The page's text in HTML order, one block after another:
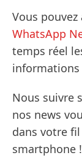
Vous
WhatsApp
temps réel
informations
Nous suivre
nos news
dans votre
smartphone !